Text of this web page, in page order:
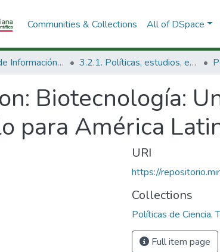
Communities & Collections All of DSpace
3. Recursos de Información Científica y Tecnológica 3.2.1. Políticas, estudios, evaluaciones e indicadores de CTeI
Biotecnología:
para América
URI
https://
Collections
Políticas de Ciencia,
Full item page